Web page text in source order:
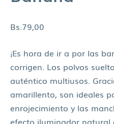
Bs.79,00
¡Es hora de ir a por las
corrigen. Los polvos
auténtico multiusos.
amarillento, son ideales
enrojecimiento y las
efecto iluminador natural